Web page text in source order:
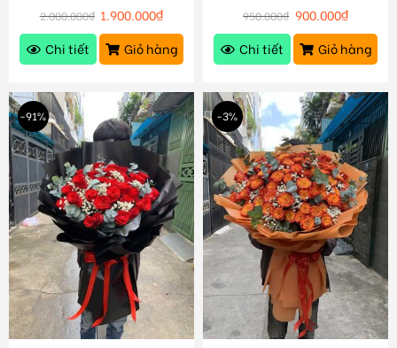
2.000.000₫ 1.900.000₫
Chi tiết
Giỏ hàng
950.000₫ 900.000₫
Chi tiết
Giỏ hàng
-91% -3%